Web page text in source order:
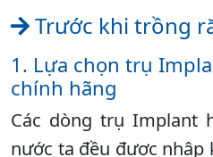
Trước khi trồng
1. Lựa chọn trụ
chính hãng
Các dòng trụ Implant
nước ta đều được